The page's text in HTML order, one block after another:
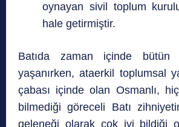
oynayan sivil toplum
hale getirmiştir.
Batıda zaman içinde bütün
yaşanırken, ataerkil toplumsal
çabası içinde olan Osmanlı, hiç
bilmediği göreceli Batı
geleneği olarak çok iyi bildiği